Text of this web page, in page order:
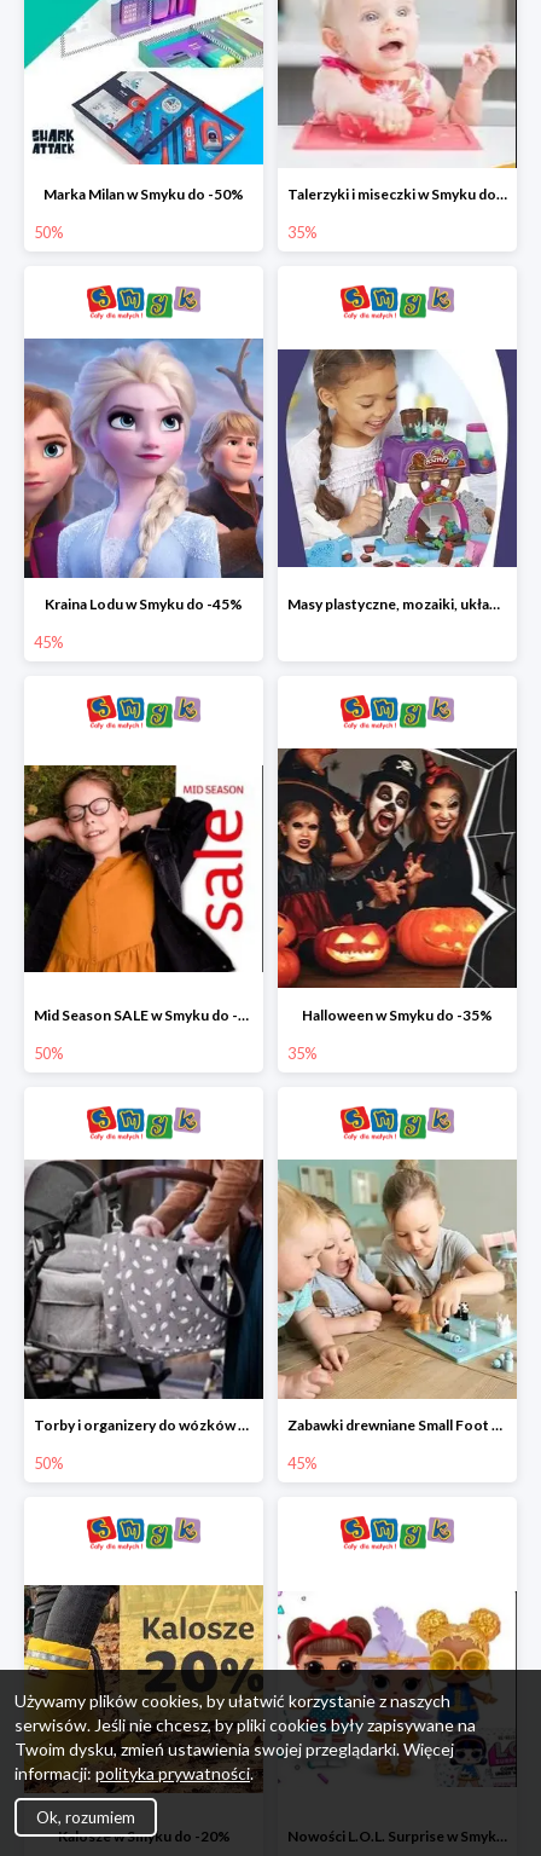
Marka Milan w Smyku do -50%
50%
Talerzyki i miseczki w Smyku do -35%
35%
Kraina Lodu w Smyku do -45%
45%
Masy plastyczne, mozaiki, układanki do -45%
Mid Season SALE w Smyku do -50%
50%
Halloween w Smyku do -35%
35%
Torby i organizery do wózków w Smyku do -50%
50%
Zabawki drewniane Small Foot do -45%
45%
Kalosze w Smyku do -20% Nowości L.O.L. Surprise w Smyku do -45%
Używamy plików cookies, by ułatwić korzystanie z naszych
serwisów. Jeśli nie chcesz, by pliki cookies były zapisywane na
Twoim dysku, zmień ustawienia swojej przeglądarki. Więcej
informacji: polityka prywatności.
Ok, rozumiem